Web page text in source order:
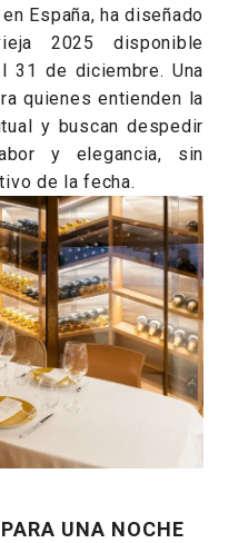
España, ha diseñado
2025 disponible
31 de diciembre. Una
quienes entienden la
y buscan despedir
y elegancia, sin
de la fecha.
UNA NOCHE